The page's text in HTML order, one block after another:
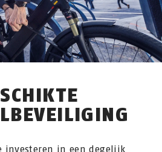
investeren in een degelijk